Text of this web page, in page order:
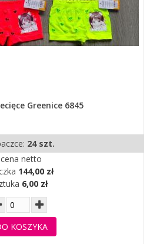
Greenice 6845
24 szt.
cena netto
144,00 zł
6,00 zł
KOSZYKA